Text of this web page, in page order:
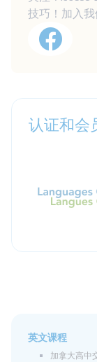
技巧！加入
认证和会
英文课程
加拿大高中